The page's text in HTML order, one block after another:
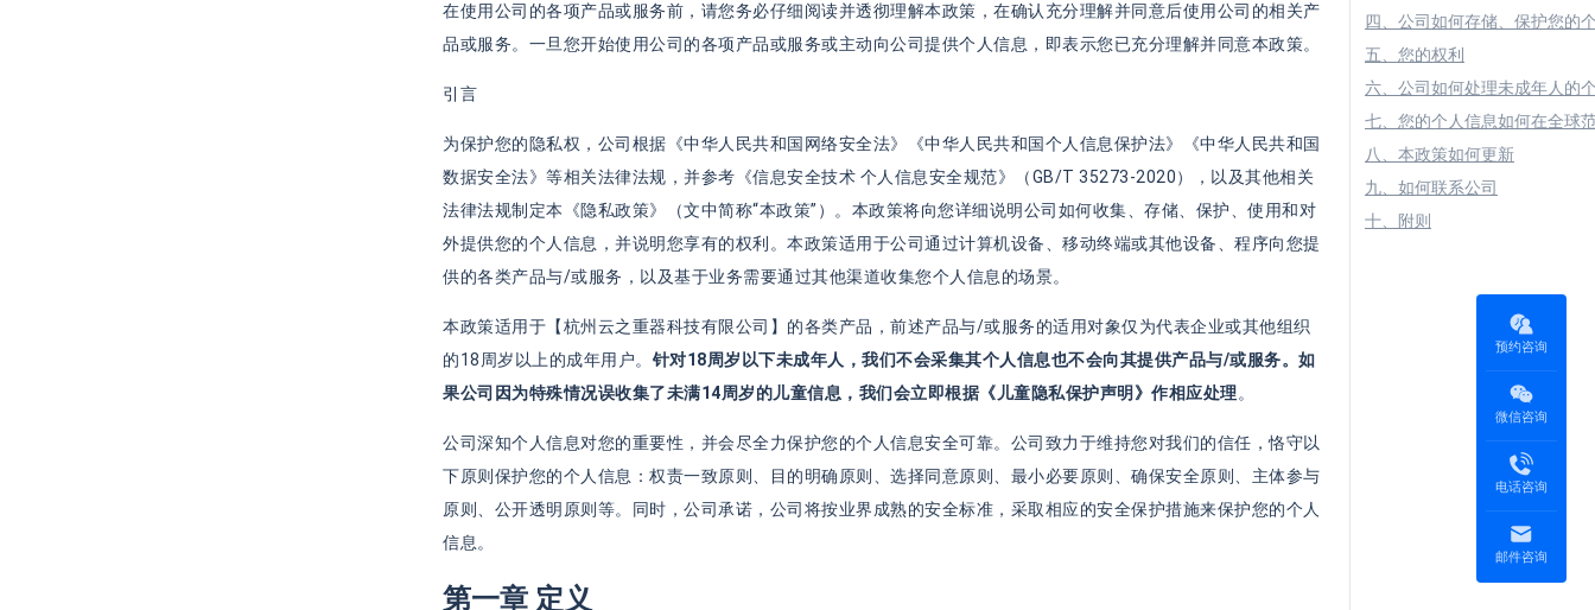
在使用公司的各项产品或服务前，请您务必仔细阅读并透彻理解本政策，在确认充分理解并同意后使用公司的相关产
品或服务。一旦您开始使用公司的各项产品或服务或主动向公司提供个人信息，即表示您已充分理解并同意本政策。
引言
为保护您的隐私权，公司根据《中华人民共和国网络安全法》《中华人民共和国个人信息保护法》《中华人民共和国
数据安全法》等相关法律法规，并参考《信息安全技术 个人信息安全规范》（GB/T 35273-2020），以及其他相关
法律法规制定本《隐私政策》（文中简称“本政策”）。本政策将向您详细说明公司如何收集、存储、保护、使用和对
外提供您的个人信息，并说明您享有的权利。本政策适用于公司通过计算机设备、移动终端或其他设备、程序向您提
供的各类产品与/或服务，以及基于业务需要通过其他渠道收集您个人信息的场景。
本政策适用于【杭州云之重器科技有限公司】的各类产品，前述产品与/或服务的适用对象仅为代表企业或其他组织
的18周岁以上的成年用户。 针对18周岁以下未成年人，我们不会采集其个人信息也不会向其提供产品与/或服务。如
果公司因为特殊情况误收集了未满14周岁的儿童信息，我们会立即根据《儿童隐私保护声明》作相应处理。
公司深知个人信息对您的重要性，并会尽全力保护您的个人信息安全可靠。公司致力于维持您对我们的信任，恪守以
下原则保护您的个人信息：权责一致原则、目的明确原则、选择同意原则、最小必要原则、确保安全原则、主体参与
原则、公开透明原则等。同时，公司承诺，公司将按业界成熟的安全标准，采取相应的安全保护措施来保护您的个人
信息。
第一章 定义
四、公司如何存储、保护您的
五、您的权利
六、公司如何处理未成年人的
七、您的个人信息如何在全球
八、本政策如何更新
九、如何联系公司
十、附则
预约咨询
微信咨询
电话咨询
邮件咨询